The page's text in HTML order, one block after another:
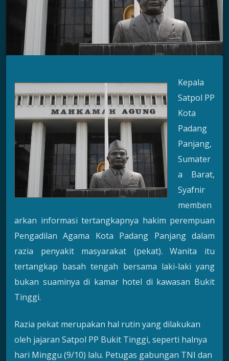
Kepala
Satpol PP
Kota
Padang
Panjang,
Sumater
a Barat,
Syafnir
memben
arkan informasi tertangkapnya hakim perempuan
Pengadilan Agama Kota Padang Panjang dalam
razia penyakit masyarakat (pekat). Wanita itu
tertangkap basah tengah bersama laki-laki yang
bukan suaminya di kamar hotel di kawasan Bukit
Tinggi.
Razia pekat merupakan hal rutin yang dilakukan
oleh jajaran Satpol PP Bukit Tinggi, seperti halnya
hari Minggu (9/10) lalu. Petugas gabungan TNI dan